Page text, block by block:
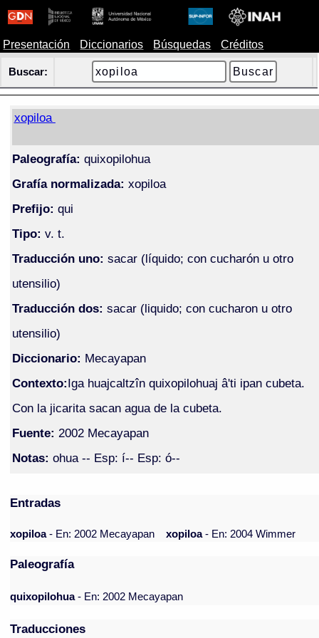
Presentación Diccionarios Búsquedas Créditos
Buscar:
xopiloa
Paleografía: quixopilohua
Grafía normalizada: xopiloa
Prefijo: qui
Tipo: v. t.
Traducción uno: sacar (líquido; con cucharón u otro
utensilio)
Traducción dos: sacar (liquido; con cucharon u otro
utensilio)
Diccionario: Mecayapan
Contexto:Iga huajcaltzîn quixopilohuaj â'ti ipan cubeta.
Con la jicarita sacan agua de la cubeta.
Fuente: 2002 Mecayapan
Notas: ohua -- Esp: í-- Esp: ó--
Entradas
xopiloa- En: 2002 Mecayapan xopiloa- En: 2004 Wimmer
Paleografía
quixopilohua- En: 2002 Mecayapan
Traducciones